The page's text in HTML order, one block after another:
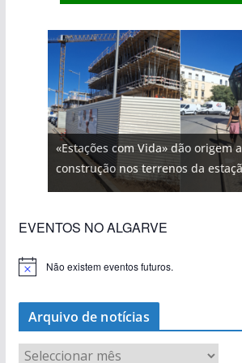
«Estações com Vida» dão origem
construção nos terrenos da
EVENTOS NO ALGARVE
Não existem eventos futuros.
Arquivo de notícias